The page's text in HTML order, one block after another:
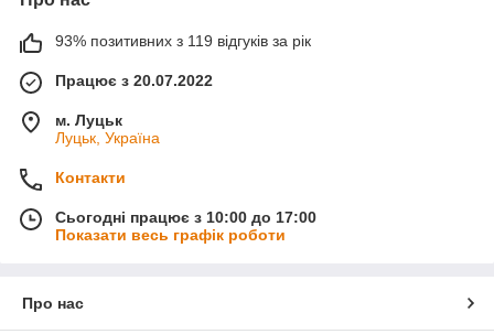
93% позитивних з 119 відгуків за рік
Працює з 20.07.2022
м. Луцьк
Луцьк, Україна
Контакти
Сьогодні працює з 10:00 до 17:00
Показати весь графік роботи
Про нас